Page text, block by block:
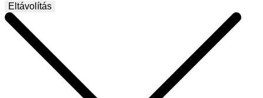
Eltávolítás